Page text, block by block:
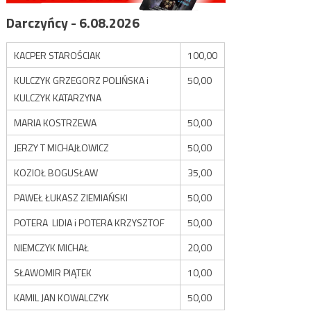
Darczyńcy - 6.08.2026
KACPER STAROŚCIAK
100,00
KULCZYK GRZEGORZ POLIŃSKA i
KULCZYK KATARZYNA
50,00
MARIA KOSTRZEWA
50,00
JERZY T MICHAJŁOWICZ
50,00
KOZIOŁ BOGUSŁAW
35,00
PAWEŁ ŁUKASZ ZIEMIAŃSKI
50,00
POTERA LIDIA i POTERA KRZYSZTOF
50,00
NIEMCZYK MICHAŁ
20,00
SŁAWOMIR PIĄTEK
10,00
KAMIL JAN KOWALCZYK
50,00